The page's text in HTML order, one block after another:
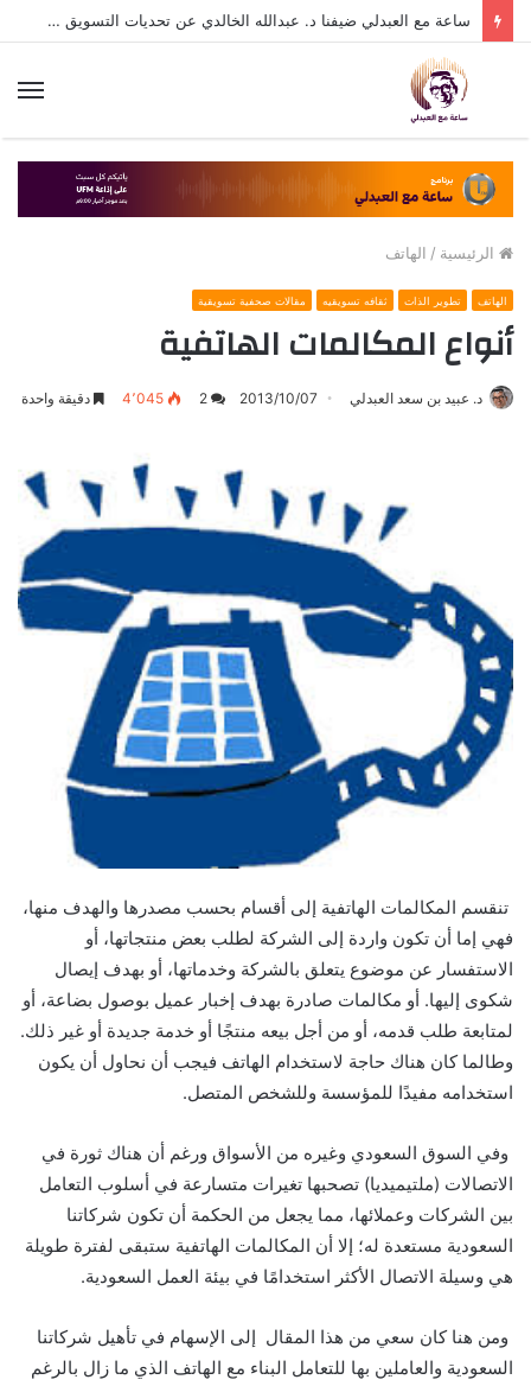
ساعة مع العبدلي ضيفنا د. عبدالله الخالدي عن تحديات التسويق في القطاع الثالث مع د. عبيد العبدلي
الرئيسية / الهاتف
الهاتف تطوير الذات ثقافه تسويقيه مقالات صحفية تسويقية
أنواع المكالمات الهاتفية
د. عبيد بن سعد العبدلي 2013/10/07
2 4٬045 دقيقة واحدة
تنقسم المكالمات الهاتفية إلى أقسام بحسب مصدرها والهدف منها،
فهي إما أن تكون واردة إلى الشركة لطلب بعض منتجاتها، أو
الاستفسار عن موضوع يتعلق بالشركة وخدماتها، أو بهدف إيصال
شكوى إليها. أو مكالمات صادرة بهدف إخبار عميل بوصول بضاعة، أو
لمتابعة طلب قدمه، أو من أجل بيعه منتجًا أو خدمة جديدة أو غير ذلك.
وطالما كان هناك حاجة لاستخدام الهاتف فيجب أن نحاول أن يكون
استخدامه مفيدًا للمؤسسة وللشخص المتصل.
وفي السوق السعودي وغيره من الأسواق ورغم أن هناك ثورة في
الاتصالات (ملتيميديا) تصحبها تغيرات متسارعة في أسلوب التعامل
بين الشركات وعملائها، مما يجعل من الحكمة أن تكون شركاتنا
السعودية مستعدة له؛ إلا أن المكالمات الهاتفية ستبقى لفترة طويلة
هي وسيلة الاتصال الأكثر استخدامًا في بيئة العمل السعودية.
ومن هنا كان سعي من هذا المقال إلى الإسهام في تأهيل شركاتنا
السعودية والعاملين بها للتعامل البناء مع الهاتف الذي ما زال بالرغم